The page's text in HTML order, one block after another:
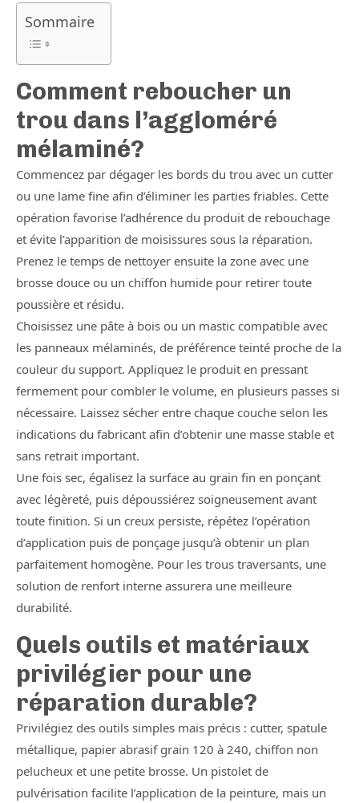
Sommaire
Comment reboucher un
trou dans l’aggloméré
mélaminé?
Commencez par dégager les bords du trou avec un cutter
ou une lame fine afin d’éliminer les parties friables. Cette
opération favorise l’adhérence du produit de rebouchage
et évite l’apparition de moisissures sous la réparation.
Prenez le temps de nettoyer ensuite la zone avec une
brosse douce ou un chiffon humide pour retirer toute
poussière et résidu.
Choisissez une pâte à bois ou un mastic compatible avec
les panneaux mélaminés, de préférence teinté proche de la
couleur du support. Appliquez le produit en pressant
fermement pour combler le volume, en plusieurs passes si
nécessaire. Laissez sécher entre chaque couche selon les
indications du fabricant afin d’obtenir une masse stable et
sans retrait important.
Une fois sec, égalisez la surface au grain fin en ponçant
avec légèreté, puis dépoussiérez soigneusement avant
toute finition. Si un creux persiste, répétez l’opération
d’application puis de ponçage jusqu’à obtenir un plan
parfaitement homogène. Pour les trous traversants, une
solution de renfort interne assurera une meilleure
durabilité.
Quels outils et matériaux
privilégier pour une
réparation durable?
Privilégiez des outils simples mais précis : cutter, spatule
métallique, papier abrasif grain 120 à 240, chiffon non
pelucheux et une petite brosse. Un pistolet de
pulvérisation facilite l’application de la peinture, mais un